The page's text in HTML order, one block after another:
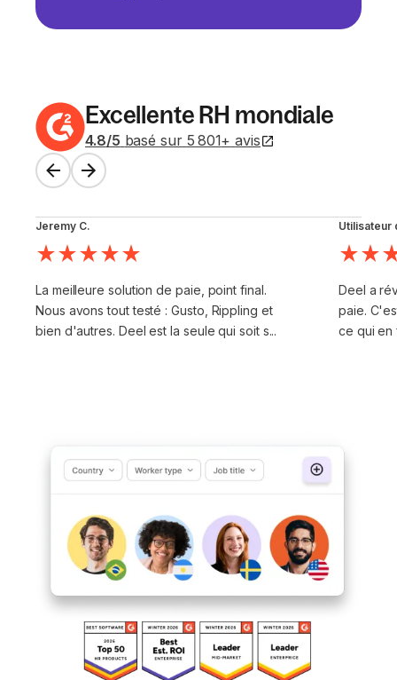
Excellente RH mondiale
4.8/5 basé sur 5 801+ avis
Jeremy C.
La meilleure solution de paie, point final.
Nous avons tout testé : Gusto, Rippling et
bien d'autres. Deel est la seule qui soit s...
Utilisateur
Deel a
paie.
ce qui en